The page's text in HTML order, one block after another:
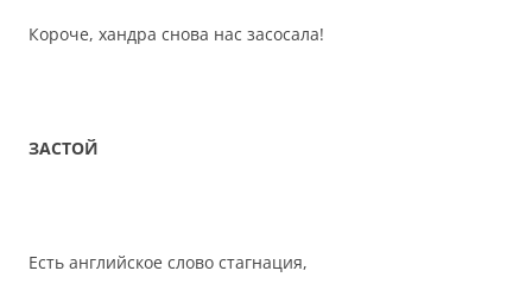
Короче, хандра снова нас засосала!
ЗАСТОЙ
Есть английское слово стагнация,